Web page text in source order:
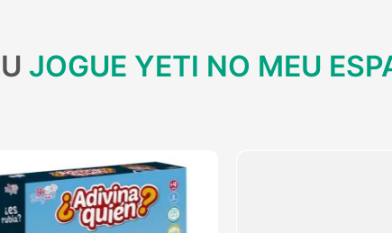
JOGUE YETI NO MEU